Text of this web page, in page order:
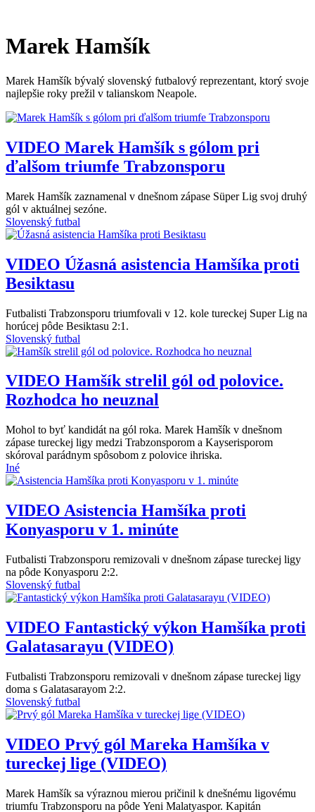
Marek Hamšík
Marek Hamšík bývalý slovenský futbalový reprezentant, ktorý svoje
najlepšie roky prežil v talianskom Neapole.
VIDEO Marek Hamšík s gólom pri
ďalšom triumfe Trabzonsporu
Marek Hamšík zaznamenal v dnešnom zápase Süper Lig svoj druhý
gól v aktuálnej sezóne.
Slovenský futbal
VIDEO Úžasná asistencia Hamšíka proti
Besiktasu
Futbalisti Trabzonsporu triumfovali v 12. kole tureckej Super Lig na
horúcej pôde Besiktasu 2:1. ​​​​​​​
Slovenský futbal
VIDEO Hamšík strelil gól od polovice.
Rozhodca ho neuznal
Mohol to byť kandidát na gól roka. Marek Hamšík v dnešnom
zápase tureckej ligy medzi Trabzonsporom a Kayserisporom
skóroval parádnym spôsobom z polovice ihriska.
Iné
VIDEO Asistencia Hamšíka proti
Konyasporu v 1. minúte
Futbalisti Trabzonsporu remizovali v dnešnom zápase tureckej ligy
na pôde Konyasporu 2:2.
Slovenský futbal
VIDEO Fantastický výkon Hamšíka proti
Galatasarayu (VIDEO)
Futbalisti Trabzonsporu remizovali v dnešnom zápase tureckej ligy
doma s Galatasarayom 2:2.
Slovenský futbal
VIDEO Prvý gól Mareka Hamšíka v
tureckej lige (VIDEO)
Marek Hamšík sa výraznou mierou pričinil k dnešnému ligovému
triumfu Trabzonsporu na pôde Yeni Malatyaspor. Kapitán